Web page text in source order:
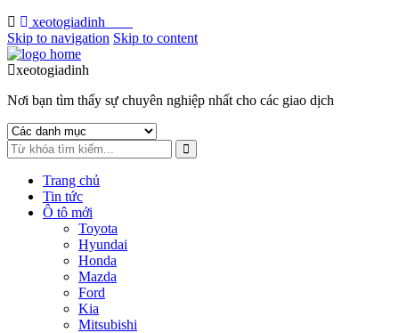
xeotogiadinh
Skip to navigation Skip to content
xeotogiadinh
Nơi bạn tìm thấy sự chuyên nghiệp nhất cho các giao dịch
Trang chủ
Tin tức
Ô tô mới
Toyota
Hyundai
Honda
Mazda
Ford
Kia
Mitsubishi